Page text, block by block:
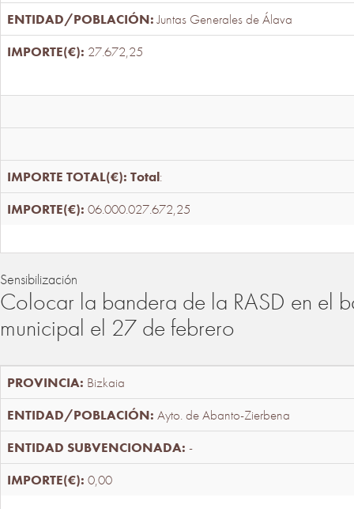
Juntas Generales de Álava
27.672,25
Total:
06.000.027.672,25
Sensibilización
Colocar la bandera de la RASD en el
municipal el 27 de febrero
Bizkaia
Ayto. de Abanto-Zierbena
-
0,00